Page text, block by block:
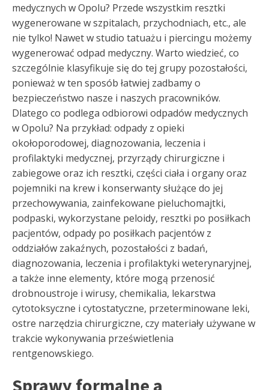
medycznych w Opolu? Przede wszystkim resztki
wygenerowane w szpitalach, przychodniach, etc., ale
nie tylko! Nawet w studio tatuażu i piercingu możemy
wygenerować odpad medyczny. Warto wiedzieć, co
szczególnie klasyfikuje się do tej grupy pozostałości,
ponieważ w ten sposób łatwiej zadbamy o
bezpieczeństwo nasze i naszych pracowników.
Dlatego co podlega odbiorowi odpadów medycznych
w Opolu? Na przykład: odpady z opieki
okołoporodowej, diagnozowania, leczenia i
profilaktyki medycznej, przyrządy chirurgiczne i
zabiegowe oraz ich resztki, części ciała i organy oraz
pojemniki na krew i konserwanty służące do jej
przechowywania, zainfekowane pieluchomajtki,
podpaski, wykorzystane peloidy, resztki po posiłkach
pacjentów, odpady po posiłkach pacjentów z
oddziałów zakaźnych, pozostałości z badań,
diagnozowania, leczenia i profilaktyki weterynaryjnej,
a także inne elementy, które mogą przenosić
drobnoustroje i wirusy, chemikalia, lekarstwa
cytotoksyczne i cytostatyczne, przeterminowane leki,
ostre narzędzia chirurgiczne, czy materiały używane w
trakcie wykonywania prześwietlenia
rentgenowskiego.
Sprawy formalne a